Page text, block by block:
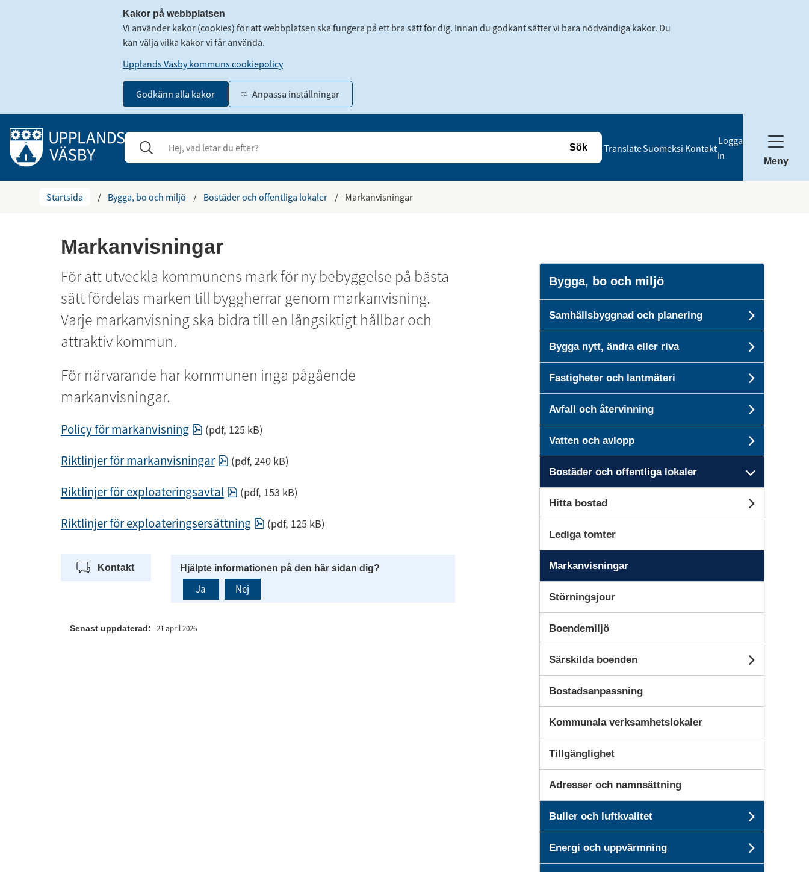
Kakor på webbplatsen
Vi använder kakor (cookies) för att webbplatsen ska fungera på ett bra sätt för dig. Innan du godkänt sätter vi bara nödvändiga kakor. Du
kan välja vilka kakor vi får använda.
Upplands Väsby kommuns cookiepolicy
Godkänn alla kakor Anpassa inställningar
Gå till innehåll
Sök
TranslateSuomeksi Kontakt
Logga
in
Meny
Startsida / Bygga, bo och miljö / Bostäder och offentliga lokaler / Markanvisningar
Markanvisningar
För att utveckla kommunens mark för ny bebyggelse på bästa
sätt fördelas marken till byggherrar genom markanvisning.
Varje markanvisning ska bidra till en långsiktigt hållbar och
attraktiv kommun.
För närvarande har kommunen inga pågående
markanvisningar.
Policy för markanvisning pdf, 125 kB.
(pdf, 125 kB)
Riktlinjer för markanvisningar pdf, 240 kB.
(pdf, 240 kB)
Riktlinjer för exploateringsavtal pdf, 153 kB.
(pdf, 153 kB)
Riktlinjer för exploateringsersättning pdf, 125 kB.
(pdf, 125 kB)
Kontakt Hjälpte informationen på den här sidan dig?
Ja Nej
Senast uppdaterad: 21 april 2026
Bygga, bo och miljö
Samhällsbyggnad och planering
Bygga nytt, ändra eller riva
Fastigheter och lantmäteri
Avfall och återvinning
Vatten och avlopp
Bostäder och offentliga lokaler
Hitta bostad
Lediga tomter
Markanvisningar
Störningsjour
Boendemiljö
Särskilda boenden
Bostadsanpassning
Kommunala verksamhetslokaler
Tillgänglighet
Adresser och namnsättning
Buller och luftkvalitet
Energi och uppvärmning